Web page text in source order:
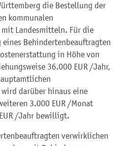
die Bestellung der
kommunalen
Landesmitteln. Für die
Behindertenbeauftragten
in Höhe von
36.000 EUR /Jahr,
darüber hinaus eine
3.000 EUR /Monat
/Jahr bewilligt.
verwirklichen